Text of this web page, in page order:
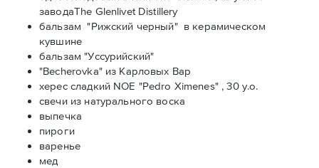
заводаThe Glenlivet Distillery
бальзам "Рижский черный" в керамическом
кувшине
бальзам "Уссурийский"
"Becherovka" из Карловых Вар
херес сладкий NOE "Pedro Ximenes" , 30 y.o.
свечи из натурального воска
выпечка
пироги
варенье
мед